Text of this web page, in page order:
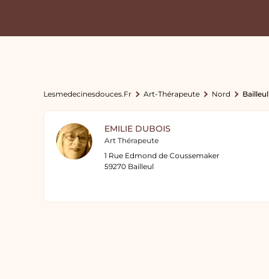
Lesmedecinesdouces.fr Art-Thérapeute Nord Bailleul
EMILIE DUBOIS
Art Thérapeute
1 Rue Edmond de Coussemaker
59270 Bailleul